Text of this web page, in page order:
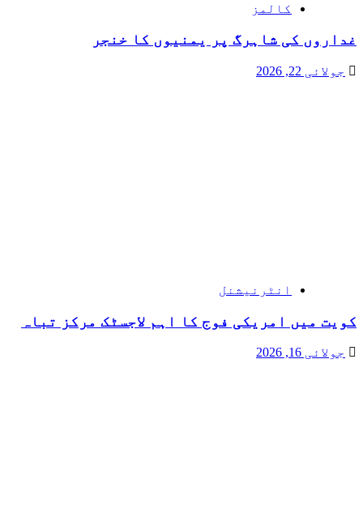
کالمز
غداروں کی شاہرگ پر یمنیوں کا خنجر
جولائی 22, 2026
انٹرنیشنل
کویت میں امریکی فوج کا اہم لاجسٹک مرکز تباہ
جولائی 16, 2026